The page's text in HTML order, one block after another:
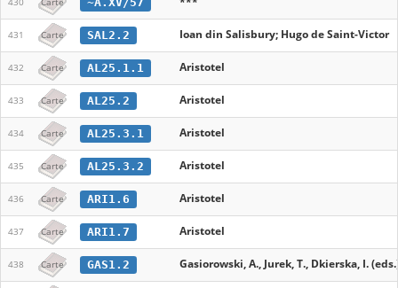
431 Carte SAL2.2 Ioan din Salisbury; Hugo de Saint-Victor
432 Carte AL25.1.1 Aristotel
433 Carte AL25.2 Aristotel
434 Carte AL25.3.1 Aristotel
435 Carte AL25.3.2 Aristotel
436 Carte ARI1.6 Aristotel
437 Carte ARI1.7 Aristotel
438 Carte GAS1.2 Gasiorowski, A., Jurek, T., Dkierska, I.